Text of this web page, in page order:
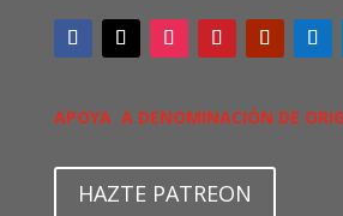
APOYA A DENOMINACIÓN DE
HAZTE PATREON